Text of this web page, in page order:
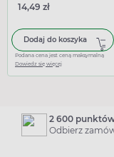
14,49 zł
Dodaj do koszyka
Podana cena jest ceną maksymalną
Dowiedz się więcej
2 600
Odbierz